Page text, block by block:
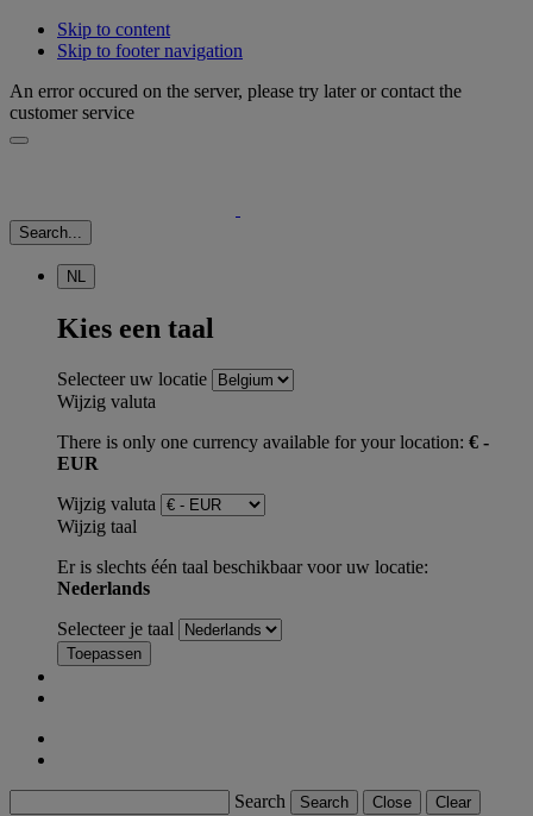
Skip to content
Skip to footer navigation
An error occured on the server, please try later or contact the
customer service
Search...
NL
Kies een taal
Selecteer uw locatie
Wijzig valuta
There is only one currency available for your location: € -
EUR
Wijzig valuta
Wijzig taal
Er is slechts één taal beschikbaar voor uw locatie:
Nederlands
Selecteer je taal
Toepassen
Search Search Close Clear